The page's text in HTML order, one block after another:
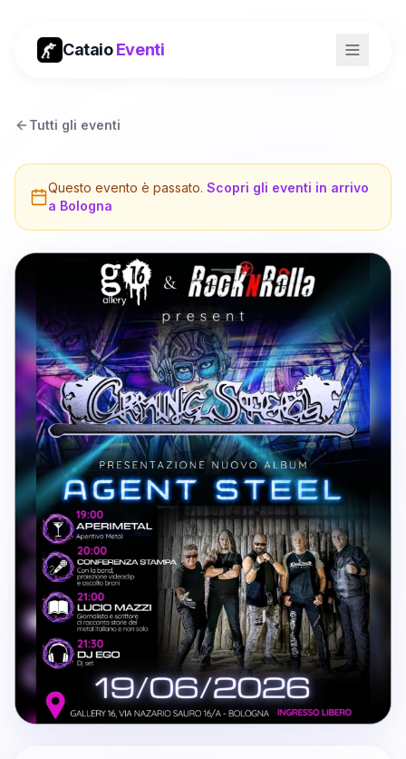
CataioEventi
Tutti gli eventi
Questo evento è passato. Scopri gli eventi in arrivo
a Bologna